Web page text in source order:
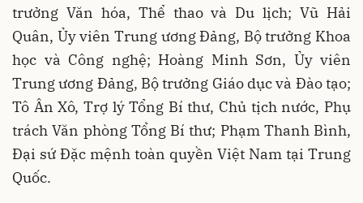
trưởng Văn hóa, Thể thao và Du lịch; Vũ Hải
Quân, Ủy viên Trung ương Đảng, Bộ trưởng Khoa
học và Công nghệ; Hoàng Minh Sơn, Ủy viên
Trung ương Đảng, Bộ trưởng Giáo dục và Đào tạo;
Tô Ân Xô, Trợ lý Tổng Bí thư, Chủ tịch nước, Phụ
trách Văn phòng Tổng Bí thư; Phạm Thanh Bình,
Đại sứ Đặc mệnh toàn quyền Việt Nam tại Trung
Quốc.